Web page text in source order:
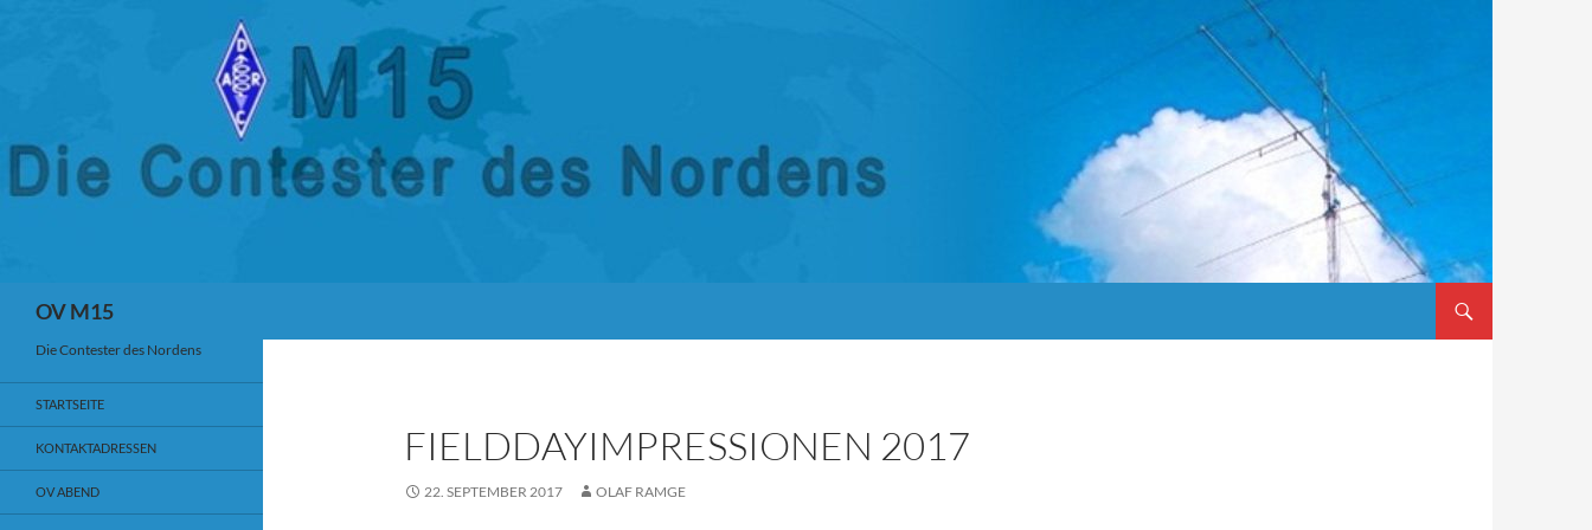
OV M15
FIELDDAYIMPRESSIONEN 2017
22. SEPTEMBER 2017 OLAF RAMGE
Die Contester des Nordens
STARTSEITE
KONTAKTADRESSEN
OV ABEND